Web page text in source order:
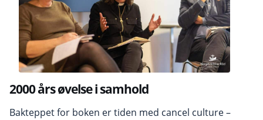
2000 års øvelse i samhold
Bakteppet for boken er tiden med cancel culture –